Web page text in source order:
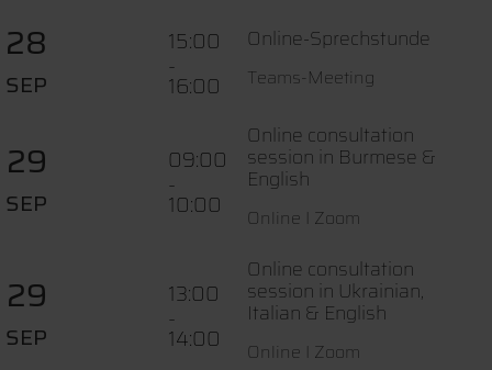
28
SEP
15:00
-
16:00
Online-Sprechstunde
Teams-Meeting
29
SEP
09:00
-
10:00
Online consultation
session in Burmese &
English
Online I Zoom
29
SEP
13:00
-
14:00
Online consultation
session in Ukrainian,
Italian & English
Online I Zoom